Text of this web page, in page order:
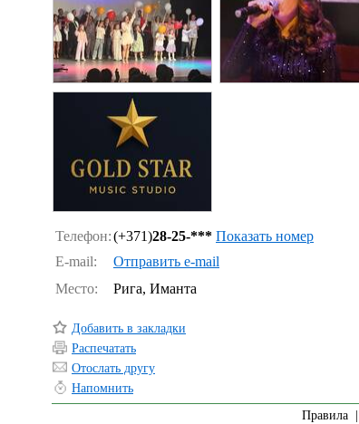
Телефон:(+371)28-25-*** Показать номер
E-mail:
Отправить e-mail
Место:
Рига, Иманта
Добавить в закладки
Распечатать
Отослать другу
Напомнить
Правила|